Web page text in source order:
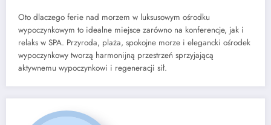
Oto dlaczego ferie nad morzem w luksusowym ośrodku
wypoczynkowym to idealne miejsce zarówno na konferencje, jak i
relaks w SPA. Przyroda, plaża, spokojne morze i elegancki ośrodek
wypoczynkowy tworzą harmonijną przestrzeń sprzyjającą
aktywnemu wypoczynkowi i regeneracji sił.